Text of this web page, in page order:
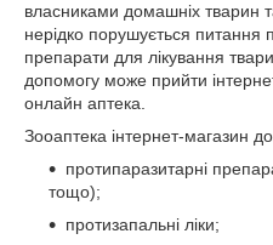
власниками домашніх тварин
нерідко порушується питання
препарати для лікування
допомогу може прийти
онлайн аптека.
Зооаптека інтернет-магазин
протипаразитарні
тощо);
протизапальні ліки;